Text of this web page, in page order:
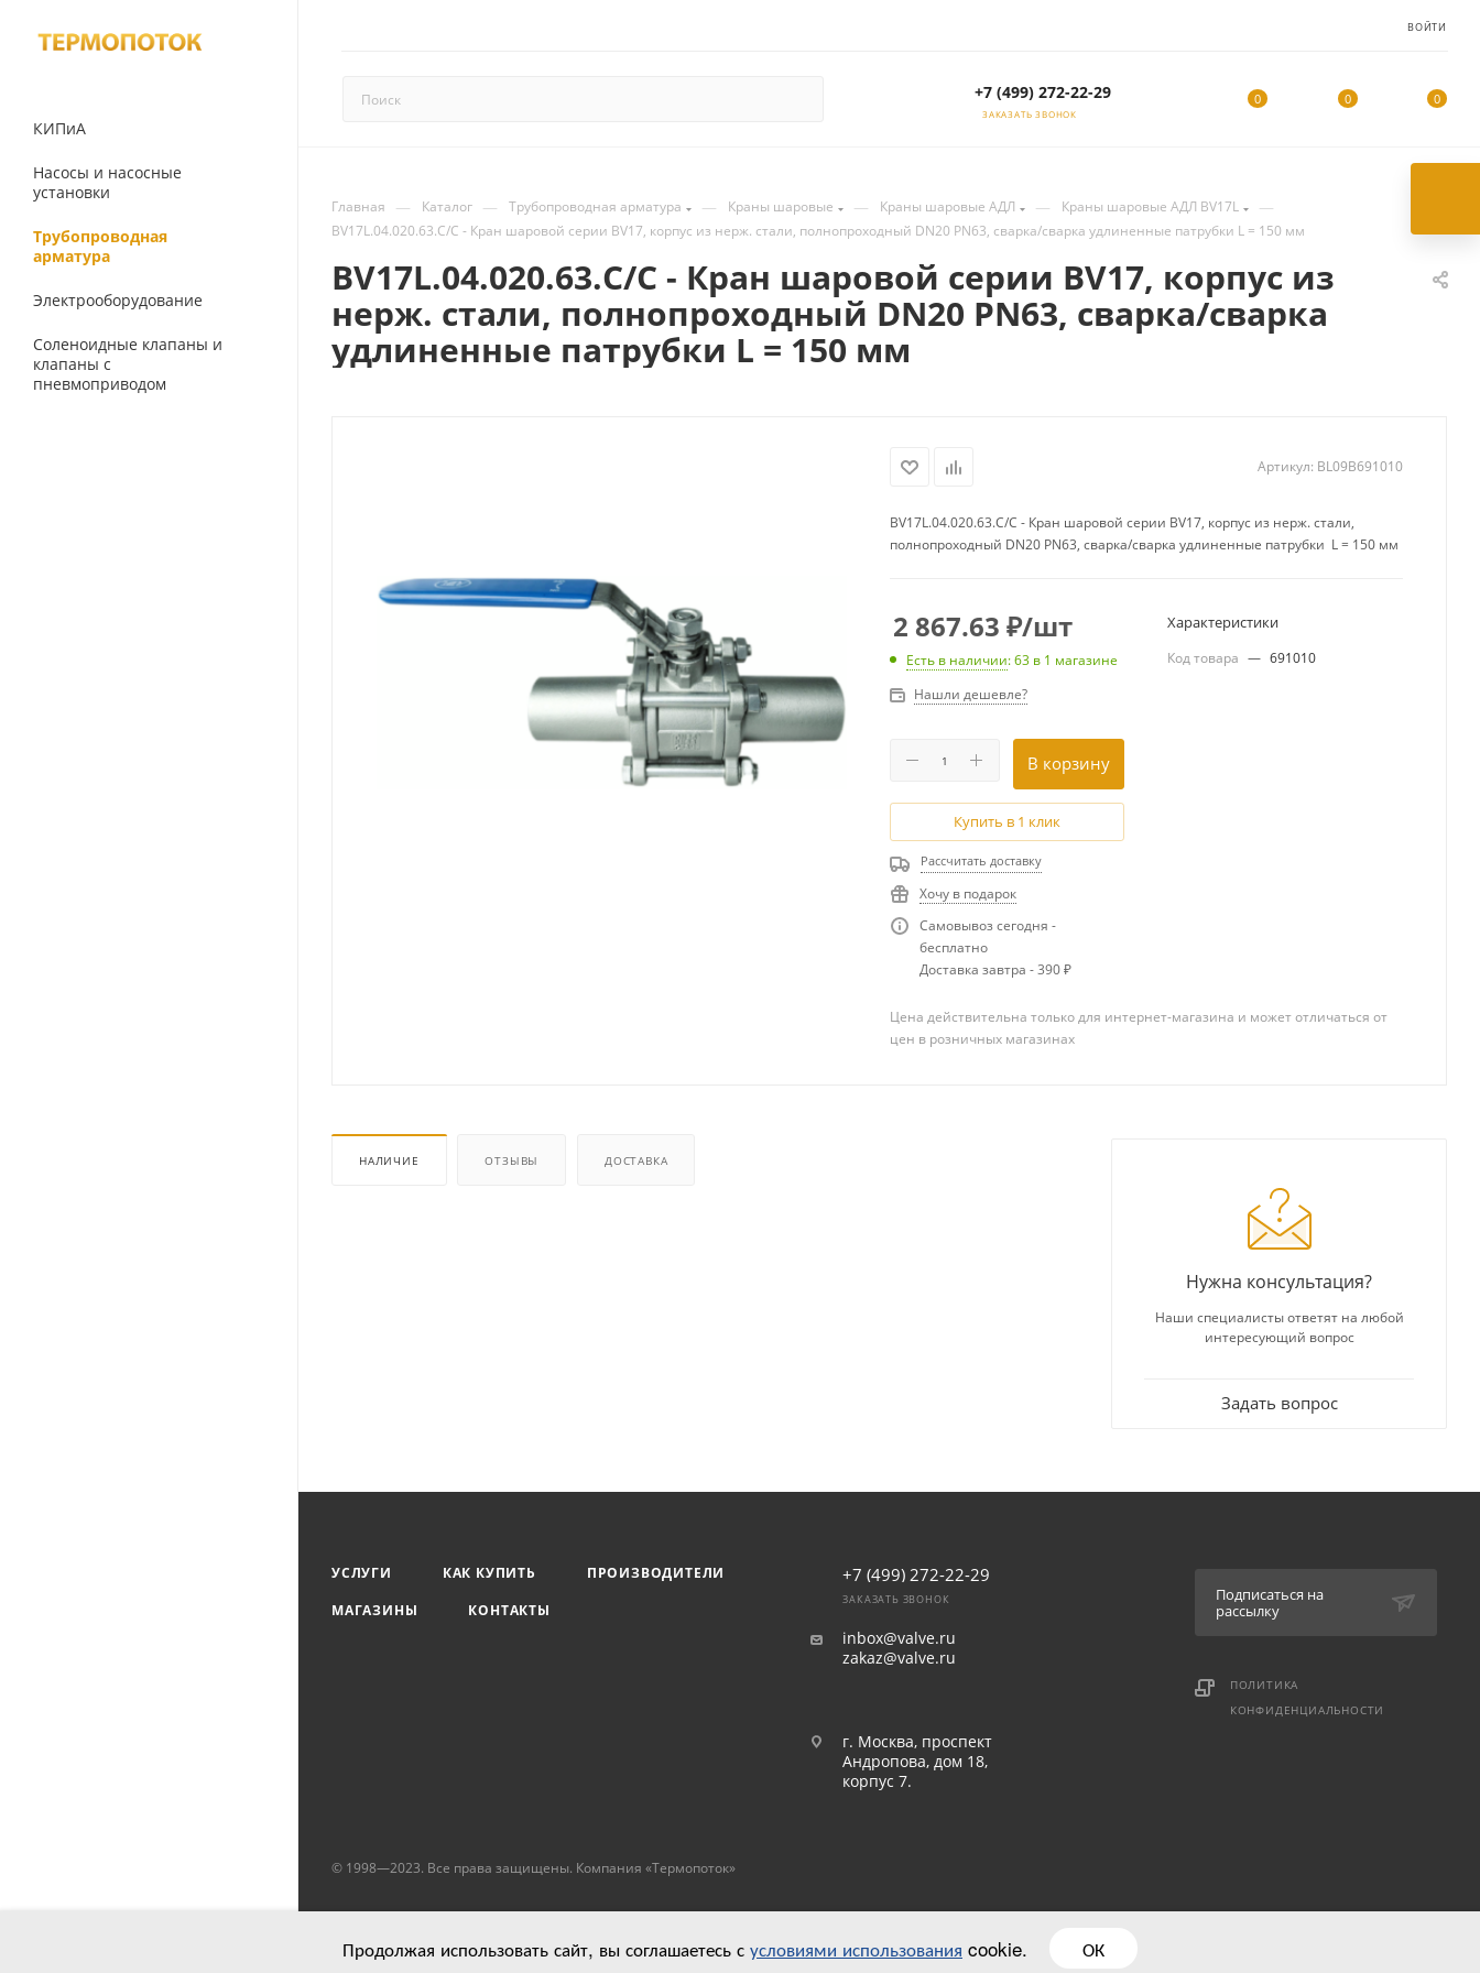
ВОЙТИ
+7 (499) 272-22-29
ЗАКАЗАТЬ ЗВОНОК
0 0 0
КИПиА
Насосы и насосные
установки
Трубопроводная
арматура
Электрооборудование
Соленоидные клапаны и
клапаны с
пневмоприводом
Главная — Каталог — Трубопроводная арматура — Краны шаровые — Краны шаровые АДЛ — Краны шаровые АДЛ BV17L —
BV17L.04.020.63.С/С - Кран шаровой серии BV17, корпус из нерж. стали, полнопроходный DN20 PN63, сварка/сварка удлиненные патрубки L = 150 мм
BV17L.04.020.63.С/С - Кран шаровой серии BV17, корпус из
нерж. стали, полнопроходный DN20 PN63, сварка/сварка
удлиненные патрубки L = 150 мм
Артикул: BL09B691010
BV17L.04.020.63.С/С - Кран шаровой серии BV17, корпус из нерж. стали,
полнопроходный DN20 PN63, сварка/сварка удлиненные патрубки L = 150 мм
2 867.63 ₽/шт
Есть в наличии: 63 в 1 магазине
Нашли дешевле?
В корзину
Купить в 1 клик
Рассчитать доставку
Хочу в подарок
Самовывоз сегодня -
бесплатно
Доставка завтра - 390 ₽
Характеристики
Код товара — 691010
Цена действительна только для интернет-магазина и может отличаться от
цен в розничных магазинах
НАЛИЧИЕ ОТЗЫВЫ ДОСТАВКА
Нужна консультация?
Наши специалисты ответят на любой
интересующий вопрос
Задать вопрос
УСЛУГИ КАК КУПИТЬ
ПРОИЗВОДИТЕЛИ
МАГАЗИНЫ
КОНТАКТЫ
+7 (499) 272-22-29
ЗАКАЗАТЬ ЗВОНОК
inbox@valve.ru
zakaz@valve.ru
г. Москва, проспект
Андропова, дом 18,
корпус 7.
Подписаться на
рассылку
ПОЛИТИКА
КОНФИДЕНЦИАЛЬНОСТИ
© 1998—2023. Все права защищены. Компания «Термопоток»
ОК
Продолжая использовать сайт, вы соглашаетесь с условиями использования cookie.